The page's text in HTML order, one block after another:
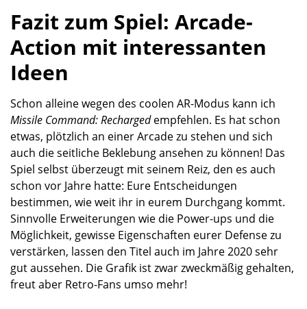
Fazit zum Spiel: Arcade-
Action mit interessanten
Ideen
Schon alleine wegen des coolen AR-Modus kann ich
Missile Command: Rechargedempfehlen. Es hat schon
etwas, plötzlich an einer Arcade zu stehen und sich
auch die seitliche Beklebung ansehen zu können! Das
Spiel selbst überzeugt mit seinem Reiz, den es auch
schon vor Jahre hatte: Eure Entscheidungen
bestimmen, wie weit ihr in eurem Durchgang kommt.
Sinnvolle Erweiterungen wie die Power-ups und die
Möglichkeit, gewisse Eigenschaften eurer Defense zu
verstärken, lassen den Titel auch im Jahre 2020 sehr
gut aussehen. Die Grafik ist zwar zweckmäßig gehalten,
freut aber Retro-Fans umso mehr!